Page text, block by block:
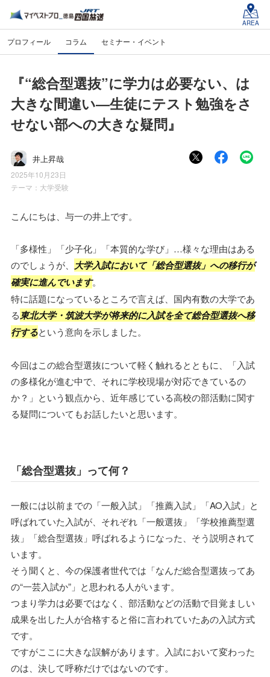
AREA
プロフィール コラム セミナー・イベント
『“総合型選抜”に学力は必要ない、は
大きな間違い―生徒にテスト勉強をさ
せない部への大きな疑問』
井上昇哉
2025年10月23日
テーマ： 大学受験
こんにちは、与一の井上です。
「多様性」「少子化」「本質的な学び」…様々な理由はある
のでしょうが、 大学入試において「総合型選抜」への移行が
確実に進んでいます。
特に話題になっているところで言えば、国内有数の大学であ
る東北大学・筑波大学が将来的に入試を全て総合型選抜へ移
行するという意向を示しました。
今回はこの総合型選抜について軽く触れるとともに、「入試
の多様化が進む中で、それに学校現場が対応できているの
か？」という観点から、近年感じている高校の部活動に関す
る疑問についてもお話したいと思います。
「総合型選抜」って何？
一般には以前までの「一般入試」「推薦入試」「AO入試」と
呼ばれていた入試が、それぞれ「一般選抜」「学校推薦型選
抜」「総合型選抜」呼ばれるようになった、そう説明されて
います。
そう聞くと、今の保護者世代では「なんだ総合型選抜ってあ
の“一芸入試か”」と思われる人がいます。
つまり学力は必要ではなく、部活動などの活動で目覚ましい
成果を出した人が合格すると俗に言われていたあの入試方式
です。
ですがここに大きな誤解があります。入試において変わった
のは、決して呼称だけではないのです。